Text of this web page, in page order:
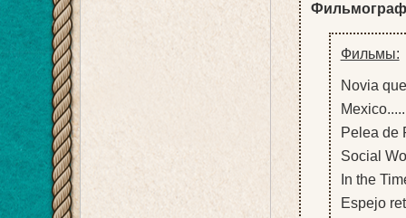
Фильмы:
Novia
Pelea de
Social
In the
Espejo